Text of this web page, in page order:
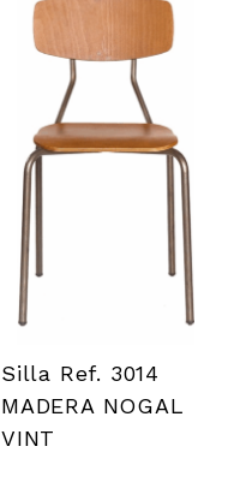
Silla Ref. 3014
MADERA NOGAL
VINT